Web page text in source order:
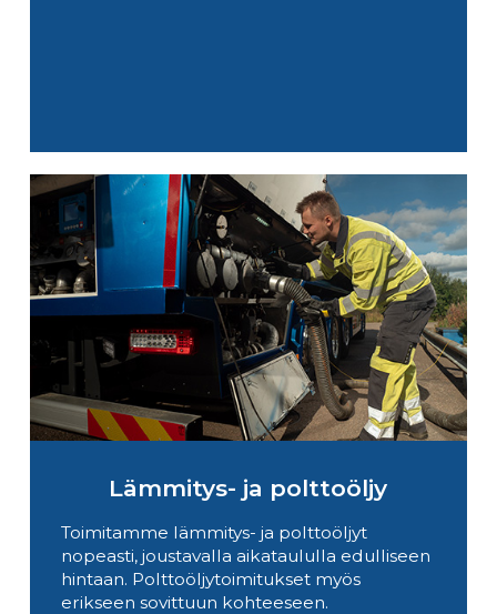
Lämmitys- ja polttoöljy
Toimitamme lämmitys- ja polttoöljyt
nopeasti, joustavalla aikataululla edulliseen
hintaan. Polttoöljytoimitukset myös
erikseen sovittuun kohteeseen.